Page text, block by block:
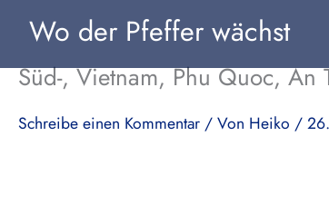
Inhalt
springen
Wo der Pfeffer wächst
Süd-, Vietnam, Phu Quoc, An
Schreibe einen Kommentar/ Von Heiko /